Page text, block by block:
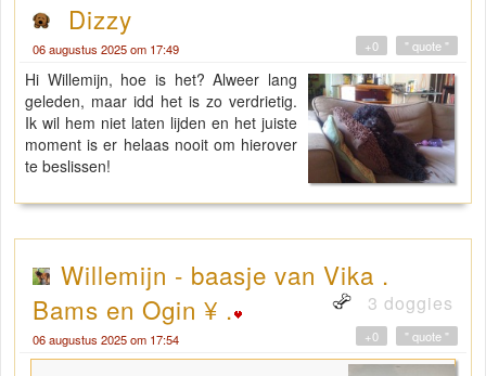
Dizzy
06 augustus 2025 om 17:49 " quote "
+0
Hi Willemijn, hoe is het? Alweer lang
geleden, maar idd het is zo verdrietig.
Ik wil hem niet laten lijden en het juiste
moment is er helaas nooit om hierover
te beslissen!
Willemijn - baasje van Vika .
Bams en Ogin ¥ .
3 doggies
06 augustus 2025 om 17:54 " quote "
+0